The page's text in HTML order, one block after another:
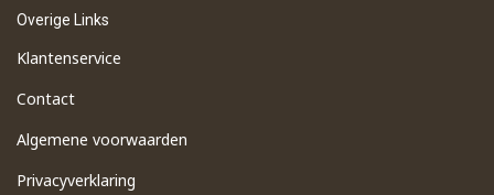
Overige Links
Klantenservice
Contact
Algemene voorwaarden
Privacyverklaring